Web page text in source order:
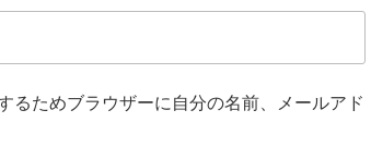
るためブラウザーに自分の名前、メールアド